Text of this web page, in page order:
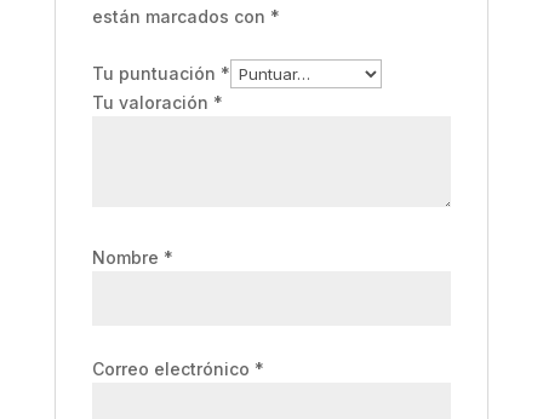
están marcados con *
Tu puntuación *
Tu valoración *
Nombre *
Correo electrónico *